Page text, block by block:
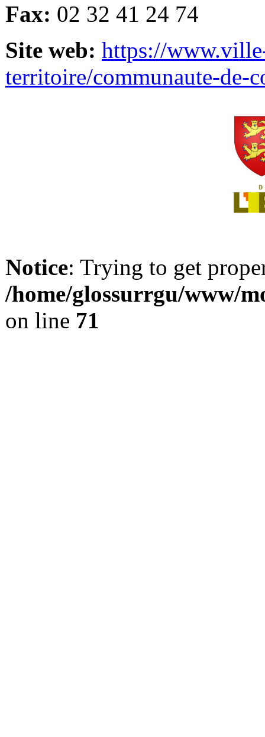
Fax: 02 32 41 24 74
Site web: https://
territoire/communaute-de-
Notice: Trying to get
/home/glossurrgu/www/
on line 71